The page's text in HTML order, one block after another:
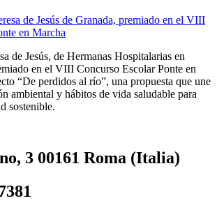
de Jesús, de Hermanas Hospitalarias en
en el VIII Concurso Escolar Ponte en
“De perdidos al río”, una propuesta que une
ambiental y hábitos de vida saludable para
sostenible.
3 00161 Roma (Italia)